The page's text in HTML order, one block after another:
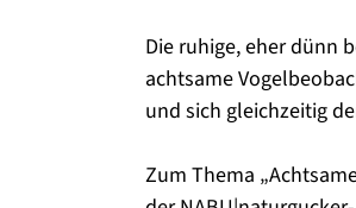
Die ruhige, eher dünn
achtsame
und sich gleichzeitig
Zum Thema